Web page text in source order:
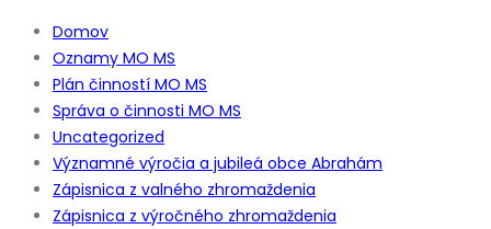
Domov
Oznamy MO MS
Plán činností MO MS
Správa o činnosti MO MS
Uncategorized
Významné výročia a jubileá obce Abrahám
Zápisnica z valného zhromaždenia
Zápisnica z výročného zhromaždenia